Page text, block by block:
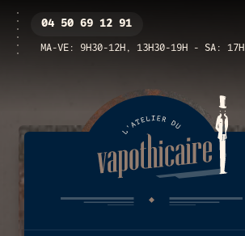
contenu
04 50 69 12 91
MA-VE: 9H30-12H, 13H30-19H - SA: 17H
fermer